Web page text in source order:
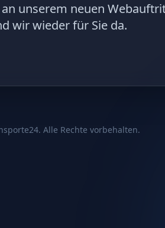
unserem neuen
wir wieder für Sie da.
Alle Rechte vorbehalten.